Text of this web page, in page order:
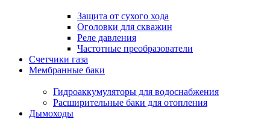
Защита от сухого хода
Оголовки для скважин
Реле давления
Частотные преобразователи
Счетчики газа
Мембранные баки
Гидроаккумуляторы для водоснабжения
Расширительные баки для отопления
Дымоходы